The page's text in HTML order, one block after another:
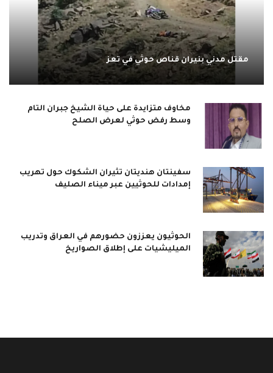
مقتل مدني بنيران قناص حوثي في تعز
مخاوف متزايدة على حياة الشيخ جبران التام
وسط رفض حوثي لعرض الصلح
سفينتان هنديتان تثيران الشكوك حول تهريب
إمدادات للحوثيين عبر ميناء الصليف
الحوثيون يعززون حضورهم في العراق وتدريب
الميليشيات على إطلاق الصواريخ